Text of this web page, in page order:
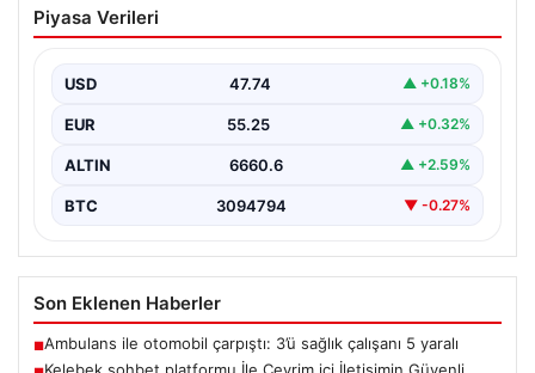
görünce…
Anlar Kameralarda", "content": "Trabzon'un sıcak ve…
Piyasa Verileri
USD 47.74 ▲ +0.18%
EUR 55.25 ▲ +0.32%
ALTIN 6660.6 ▲ +2.59%
BTC 3094794 ▼ -0.27%
Son Eklenen Haberler
■Ambulans ile otomobil çarpıştı: 3’ü sağlık çalışanı 5 yaralı
Kelebek sohbet platformu İle Çevrim içi İletişimin Güvenli